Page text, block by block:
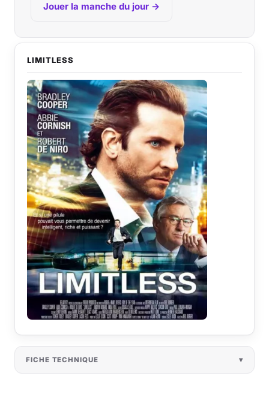
Jouer la manche du jour →
LIMITLESS
FICHE TECHNIQUE